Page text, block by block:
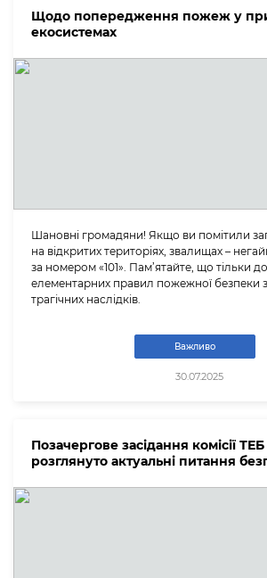
Щодо попередження пожеж у
екосистемах
Шановні громадяни! Якщо ви помітили
на відкритих територіях, звалищах –
за номером «101». Пам’ятайте, що тільки
елементарних правил пожежної безпеки
трагічних наслідків.
Важливо
30.07.2025
Позачергове засідання комісії
розглянуто актуальні питання